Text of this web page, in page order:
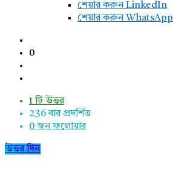
শেয়ার করুন LinkedIn
শেয়ার করুন WhatsApp
0
1 টি উত্তর
236বার প্রদর্শিত
0 জন ফলোয়ার
উত্তর দিন